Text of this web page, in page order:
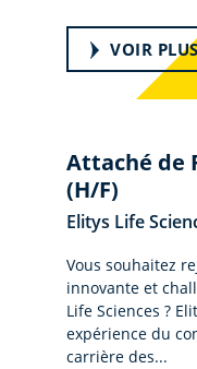
VOIR PLUS
Attaché de
(H/F)
Elitys Life
Vous souhaitez
innovante et
Life Sciences ?
expérience du
carrière des...